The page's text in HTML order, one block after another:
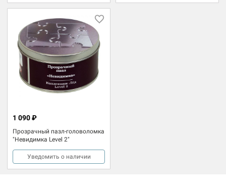
Прозрачный пазл-головоломка
"Невидимка Level 2"
1 090 ₽
Уведомить о наличии